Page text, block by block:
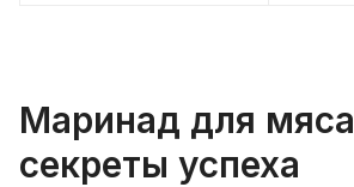
Маринад для
секреты успеха